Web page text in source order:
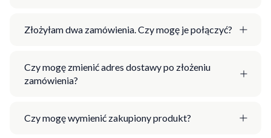
Złożyłam dwa zamówienia. Czy mogę je połączyć?
Czy mogę zmienić adres dostawy po złożeniu
zamówienia?
Czy mogę wymienić zakupiony produkt?